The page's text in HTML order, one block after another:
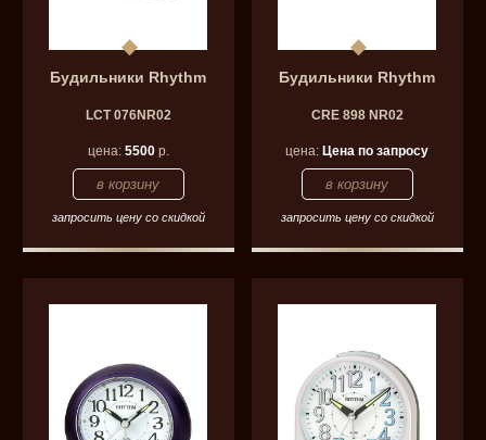
Будильники Rhythm
LCT 076NR02
цена: 5500р.
запросить цену со скидкой
Будильники Rhythm
CRE 898 NR02
цена:Цена по запросу
запросить цену со скидкой